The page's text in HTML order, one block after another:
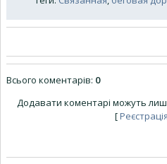
Всього коментарів: 0
Додавати коментарі можуть
[Реєстрація